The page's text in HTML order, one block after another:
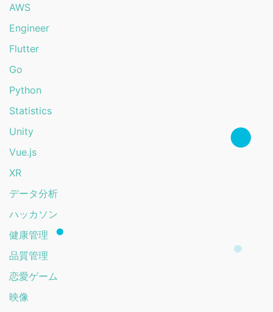
AWS
Engineer
Flutter
Go
Python
Statistics
Unity
Vue.js
XR
データ分析
ハッカソン
健康管理
品質管理
恋愛ゲーム
映像